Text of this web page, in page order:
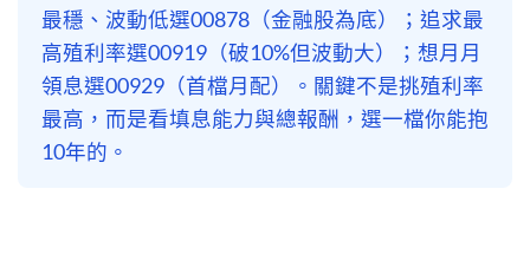
最穩、波動低選00878（金融股為底）；追求最
高殖利率選00919（破10%但波動大）；想月月
領息選00929（首檔月配）。關鍵不是挑殖利率
最高，而是看填息能力與總報酬，選一檔你能抱
10年的。